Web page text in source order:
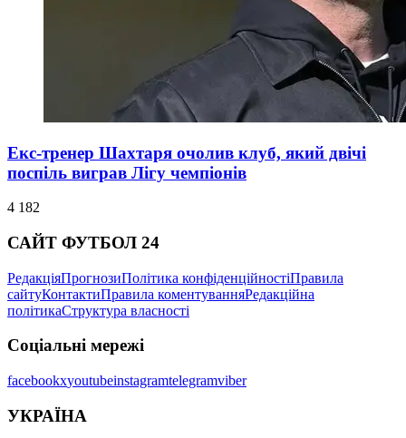
Екс-тренер Шахтаря очолив клуб, який двічі
поспіль виграв Лігу чемпіонів
4 182
САЙТ ФУТБОЛ 24
РедакціяПрогнозиПолітика конфіденційностіПравила
сайтуКонтактиПравила коментуванняРедакційна
політикаСтруктура власності
Соціальні мережі
facebookxyoutubeinstagramtelegramviber
УКРАЇНА